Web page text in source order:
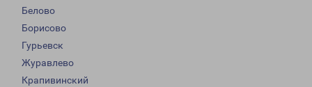
Белово
Борисово
Гурьевск
Журавлево
Крапивинский